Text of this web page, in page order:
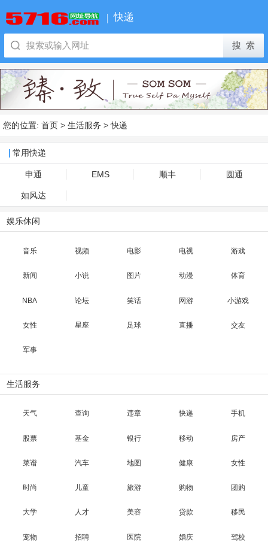
快递
您的位置: 首页 > 生活服务 >快递
常用快递
申通 EMS 顺丰 圆通
如风达
娱乐休闲
音乐 视频 电影 电视 游戏
新闻 小说 图片 动漫 体育
NBA 论坛 笑话 网游 小游戏
女性 星座 足球 直播 交友
军事
生活服务
天气 查询 违章 快递 手机
股票 基金 银行 移动 房产
菜谱 汽车 地图 健康 女性
时尚 儿童 旅游 购物 团购
大学 人才 美容 贷款 移民
宠物 招聘 医院 婚庆 驾校